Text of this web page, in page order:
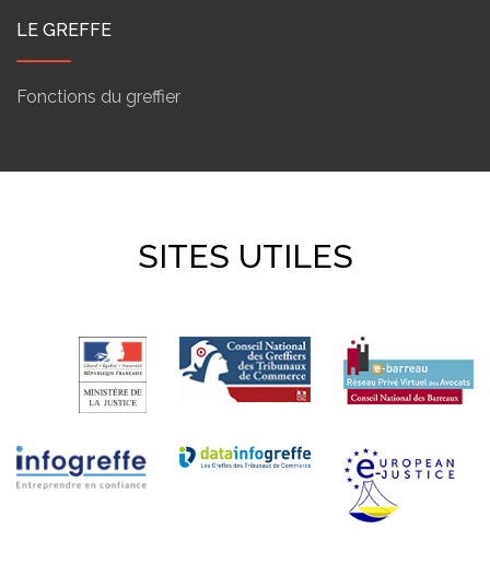
LE GREFFE
Fonctions du greffier
SITES UTILES